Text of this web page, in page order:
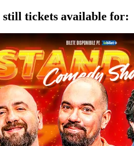
still tickets available for: